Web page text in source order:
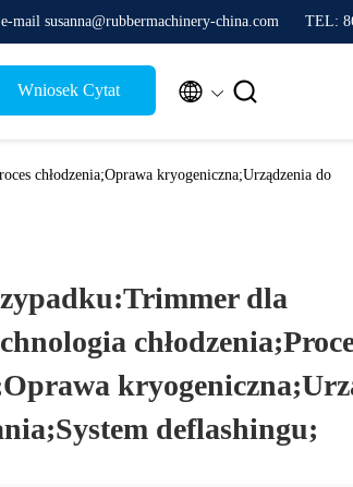
mail susanna@rubbermachinery-china.com TEL:
Wniosek Cytat  
chłodzenia;Oprawa kryogeniczna;Urządzenia do
dla
deflashingu;